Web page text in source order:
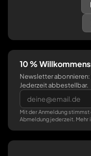
10 %
Newsletter
Jederzeit abbestellbar.
Mit der Anmeldung stimmst
Abmeldung jederzeit. Mehr